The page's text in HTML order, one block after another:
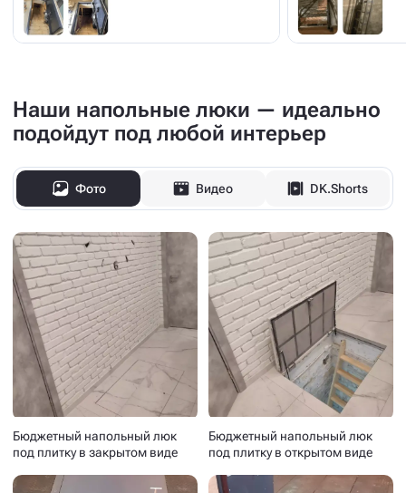
Наши напольные люки — идеально
подойдут под любой интерьер
Фото Видео DK.Shorts
Бюджетный напольный люк
под плитку в закрытом виде
Бюджетный напольный люк
под плитку в открытом виде